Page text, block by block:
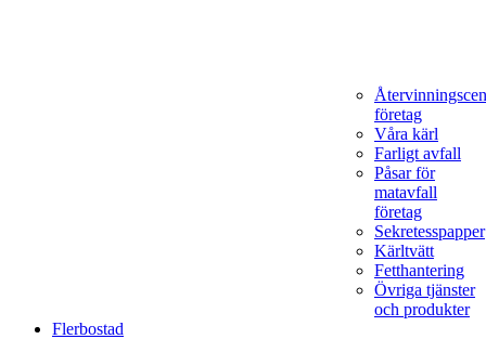
företag
Våra kärl
Farligt avfall
Påsar för
matavfall
företag
Sekretesspapper
Kärltvätt
Fetthantering
Övriga tjänster
och produkter
Flerbostad